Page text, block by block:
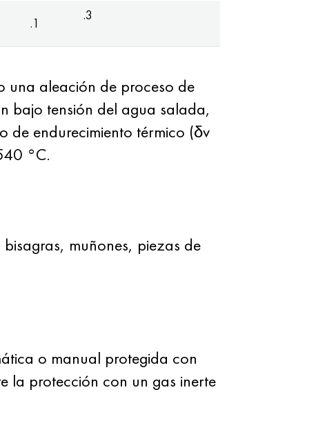
.1
.3
una aleación de proceso de
bajo tensión del agua salada,
de endurecimiento térmico (δv
°C.
muñones, piezas de
o manual protegida con
la protección con un gas inerte